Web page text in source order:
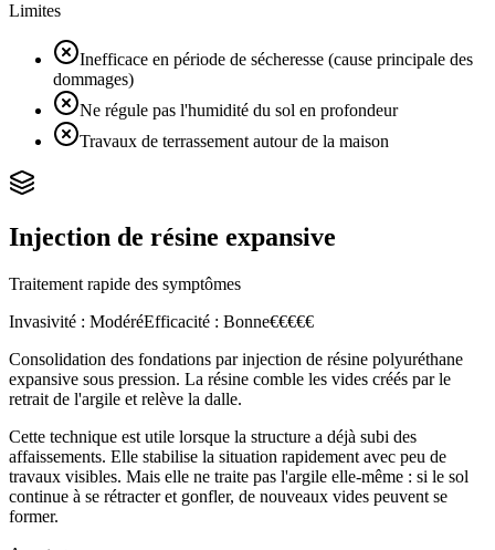
Limites
Inefficace en période de sécheresse (cause principale des
dommages)
Ne régule pas l'humidité du sol en profondeur
Travaux de terrassement autour de la maison
Injection de résine expansive
Traitement rapide des symptômes
Invasivité : ModéréEfficacité : Bonne€€€€€
Consolidation des fondations par injection de résine polyuréthane
expansive sous pression. La résine comble les vides créés par le
retrait de l'argile et relève la dalle.
Cette technique est utile lorsque la structure a déjà subi des
affaissements. Elle stabilise la situation rapidement avec peu de
travaux visibles. Mais elle ne traite pas l'argile elle-même : si le sol
continue à se rétracter et gonfler, de nouveaux vides peuvent se
former.